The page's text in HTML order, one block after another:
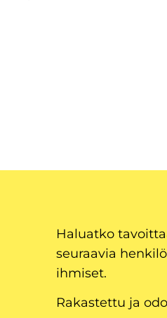
Haluatko
seuraavia
ihmiset.
Rakastettu ja